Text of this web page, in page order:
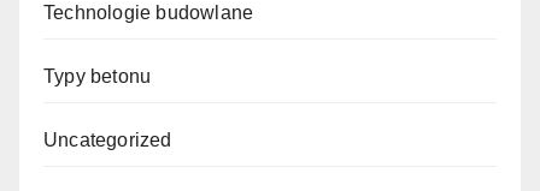
Technologie budowlane
Typy betonu
Uncategorized